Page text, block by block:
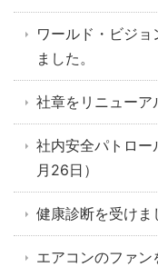
ワールド・ビジ
ました。
社章をリニューア
社内安全パトロ
月26日）
健康診断を受けま
エアコンのファン